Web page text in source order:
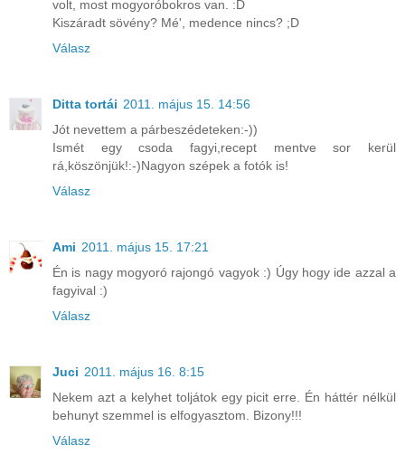
volt, most mogyoróbokros van. :D
Kiszáradt sövény? Mé', medence nincs? ;D
Válasz
Ditta tortái 2011. május 15. 14:56
Jót nevettem a párbeszédeteken:-))
Ismét egy csoda fagyi,recept mentve sor kerül
rá,köszönjük!:-)Nagyon szépek a fotók is!
Válasz
Ami 2011. május 15. 17:21
Én is nagy mogyoró rajongó vagyok :) Úgy hogy ide azzal a
fagyival :)
Válasz
Juci 2011. május 16. 8:15
Nekem azt a kelyhet toljátok egy picit erre. Én háttér nélkül
behunyt szemmel is elfogyasztom. Bizony!!!
Válasz